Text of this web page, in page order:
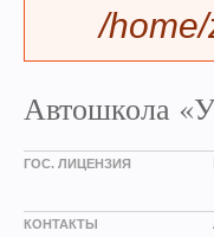
/
Автошкола
ГОС. ЛИЦЕНЗИЯ
КОНТАКТЫ